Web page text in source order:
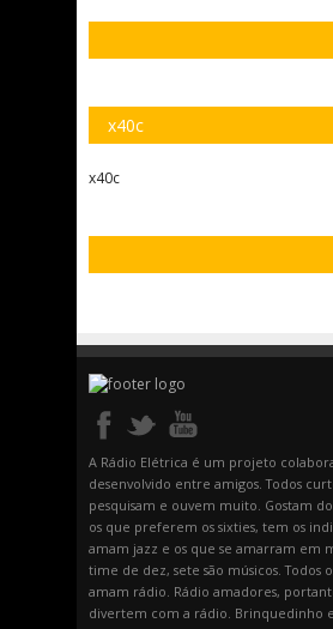
x40c
x40c
A Rádio Elétrica é um projeto
desenvolvido entre amigos. Todos
pesquisam e ouvem muito. Gostam
os que preferem os sixties, tem os
amam jazz e os que se amarram em
time de dez, sete são músicos. Todos
amam rádio. Rádio amadores,
divertem com a rádio. Brinquedinho